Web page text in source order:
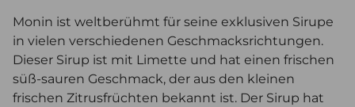
Monin ist weltberühmt für seine exklusiven Sirupe
in vielen verschiedenen Geschmacksrichtungen.
Dieser Sirup ist mit Limette und hat einen frischen
süß-sauren Geschmack, der aus den kleinen
frischen Zitrusfrüchten bekannt ist. Der Sirup hat